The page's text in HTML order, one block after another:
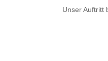
Unser Auftritt